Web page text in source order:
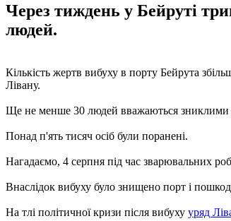
Через тиждень у Бейруті
людей.
Кількість жертв вибуху в порту Бейрута
Лівану.
Ще не менше 30 людей вважаються зниклими
Понад п'ять тисяч осіб були поранені.
Нагадаємо, 4 серпня під час зварювальних
Внаслідок вибуху було знищено порт і
На тлі політичної кризи після вибуху уряд